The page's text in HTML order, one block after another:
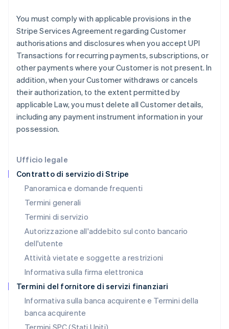
Ufficio legale
Contratto di servizio di Stripe
Panoramica e domande frequenti
Termini generali
Termini di servizio
Autorizzazione all'addebito sul conto bancario
dell'utente
Attività vietate e soggette a restrizioni
Informativa sulla firma elettronica
Termini del fornitore di servizi finanziari
Informativa sulla banca acquirente e Termini della
banca acquirente
Termini SPC (Stati Uniti)
You must comply with applicable provisions in the
Stripe Services Agreement regarding Customer
authorisations and disclosures when you accept UPI
Transactions for recurring payments, subscriptions, or
other payments where your Customer is not present. In
addition, when your Customer withdraws or cancels
their authorization, to the extent permitted by
applicable Law, you must delete all Customer details,
including any payment instrument information in your
possession.
Gibilterra
English
Grecia
English
India
Irlanda
English
Italia
ItalianoEnglish
Lettonia
Deutsch English
Lituania
English
Lussemburgo
FrançaisDeutschEnglish
Malaysia
English 简体中文
Malta
English
Messico
Español English
Norvegia
English
English
Paesi Bassi
NederlandsEnglish